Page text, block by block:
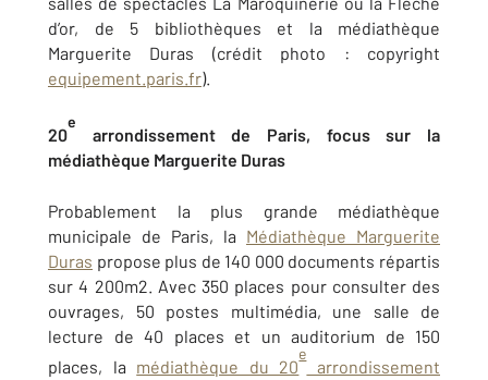
d’or, de 5 bibliothèques et la médiathèque
Marguerite Duras (crédit photo : copyright
equipement.paris.fr).
20
e
arrondissement de Paris, focus sur la
médiathèque Marguerite Duras
Probablement la plus grande médiathèque
municipale de Paris, la Médiathèque Marguerite
Duras propose plus de 140 000 documents répartis
sur 4 200m2. Avec 350 places pour consulter des
ouvrages, 50 postes multimédia, une salle de
lecture de 40 places et un auditorium de 150
places, la médiathèque du 20
e
arrondissement